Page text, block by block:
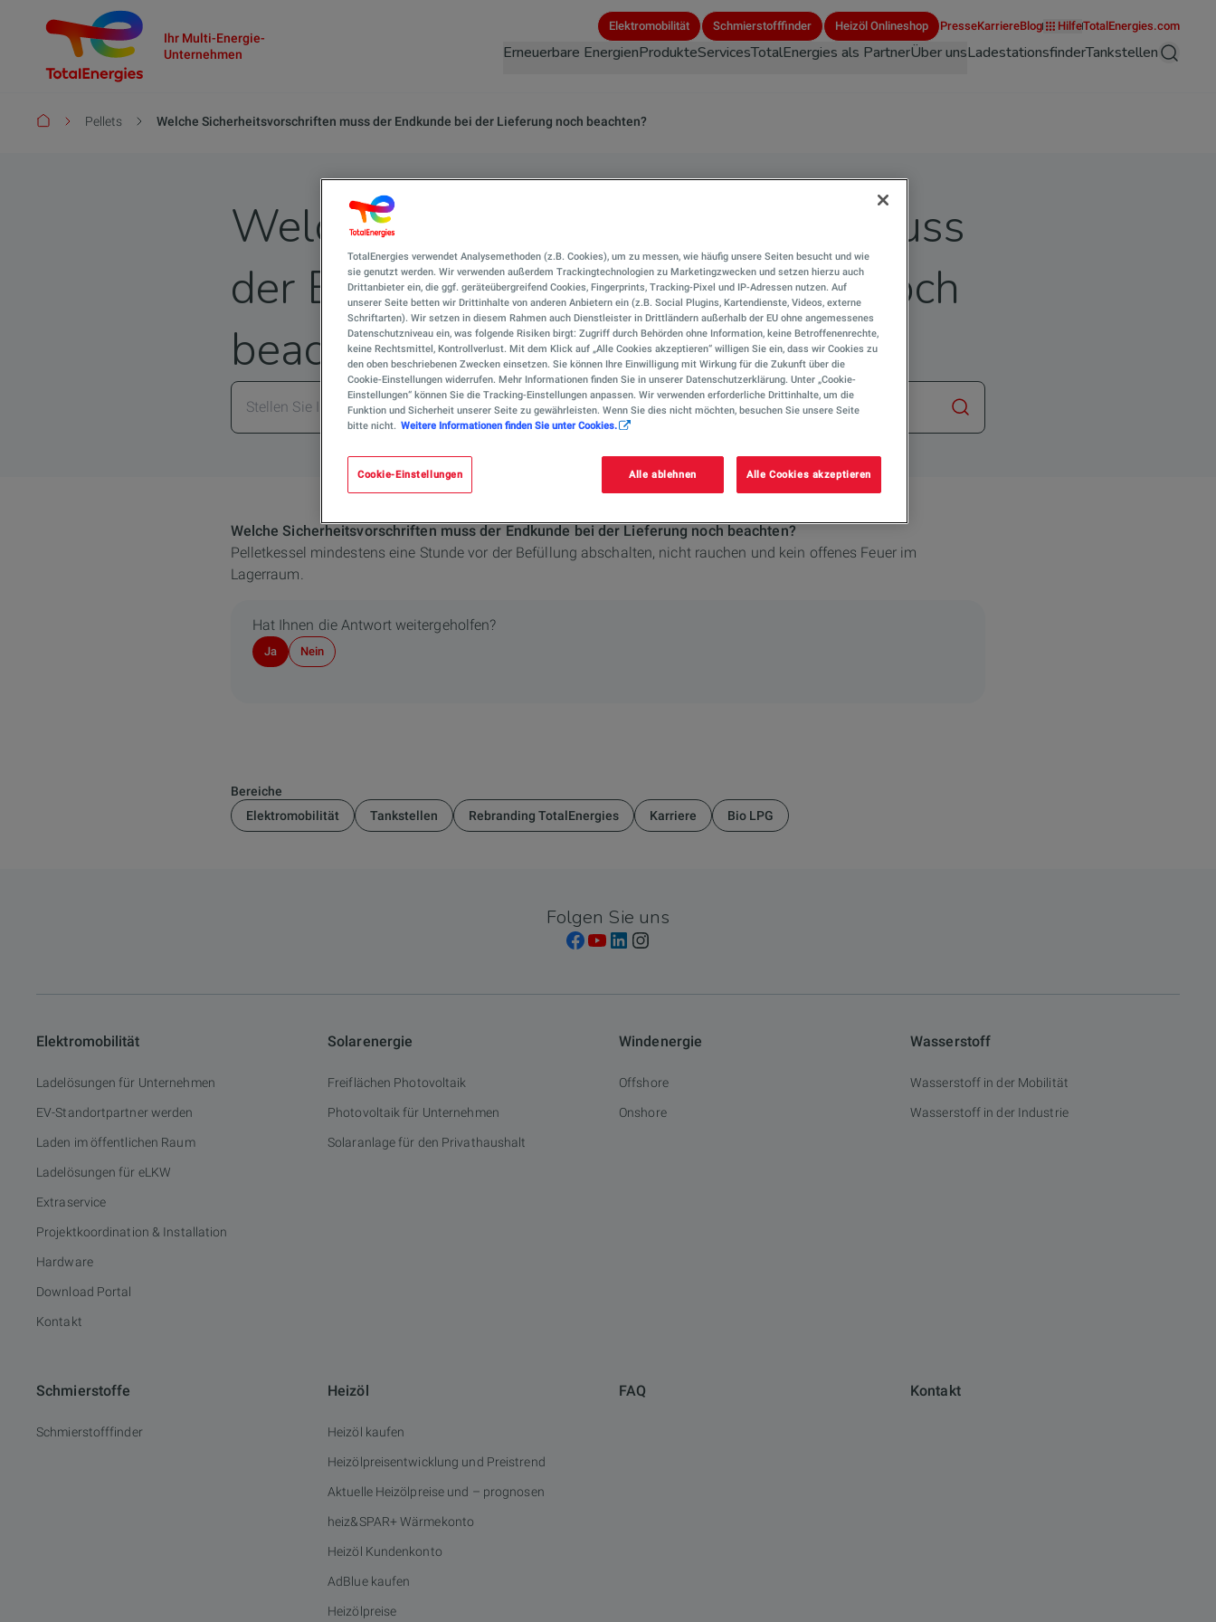
Direkt
zum
Ihr Multi-Energie-
Unternehmen
Erneuerbare EnergienProdukteServicesTotalEnergies als PartnerÜber unsLadestationsfinderTankstellen Suche
Elektromobilität Schmierstofffinder Heizöl Onlineshop PresseKarriereBlog HilfeTotalEnergies.com
Pfadnavigation
Pellets Welche Sicherheitsvorschriften muss der Endkunde bei der Lieferung noch beachten?
Welche Sicherheitsvorschriften muss
der Endkunde bei der Lieferung noch
beachten?
Suche starten
Welche Sicherheitsvorschriften muss der Endkunde bei der Lieferung noch beachten?
Pelletkessel mindestens eine Stunde vor der Befüllung abschalten, nicht rauchen und kein offenes Feuer im
Lagerraum.
Hat Ihnen die Antwort weitergeholfen?
Ja Nein
Bereiche
Elektromobilität
Tankstellen Rebranding TotalEnergies Karriere Bio LPG
Folgen Sie uns
Elektromobilität
Ladelösungen für Unternehmen
EV-Standortpartner werden
Laden im öffentlichen Raum
Ladelösungen für eLKW
Extraservice
Projektkoordination & Installation
Hardware
Download Portal
Kontakt
Solarenergie
Freiflächen Photovoltaik
Photovoltaik für Unternehmen
Solaranlage für den Privathaushalt
Windenergie
Offshore
Onshore
Wasserstoff
Wasserstoff in der Mobilität
Wasserstoff in der Industrie
Schmierstoffe
Schmierstofffinder
Heizöl
Heizöl kaufen
Heizölpreisentwicklung und Preistrend
Aktuelle Heizölpreise und – prognosen
heiz&SPAR+ Wärmekonto
Heizöl Kundenkonto
AdBlue kaufen
Heizölpreise
FAQ Kontakt
TotalEnergies verwendet Analysemethoden (z.B. Cookies), um zu messen, wie häufig unsere Seiten besucht und wie
sie genutzt werden. Wir verwenden außerdem Trackingtechnologien zu Marketingzwecken und setzen hierzu auch
Drittanbieter ein, die ggf. geräteübergreifend Cookies, Fingerprints, Tracking-Pixel und IP-Adressen nutzen. Auf
unserer Seite betten wir Drittinhalte von anderen Anbietern ein (z.B. Social Plugins, Kartendienste, Videos, externe
Schriftarten). Wir setzen in diesem Rahmen auch Dienstleister in Drittländern außerhalb der EU ohne angemessenes
Datenschutzniveau ein, was folgende Risiken birgt: Zugriff durch Behörden ohne Information, keine Betroffenenrechte,
keine Rechtsmittel, Kontrollverlust. Mit dem Klick auf „Alle Cookies akzeptieren“ willigen Sie ein, dass wir Cookies zu
den oben beschriebenen Zwecken einsetzen. Sie können Ihre Einwilligung mit Wirkung für die Zukunft über die
Cookie-Einstellungen widerrufen. Mehr Informationen finden Sie in unserer Datenschutzerklärung. Unter „Cookie-
Einstellungen“ können Sie die Tracking-Einstellungen anpassen. Wir verwenden erforderliche Drittinhalte, um die
Funktion und Sicherheit unserer Seite zu gewährleisten. Wenn Sie dies nicht möchten, besuchen Sie unsere Seite
bitte nicht. Weitere Informationen finden Sie unter Cookies.
Cookie-Einstellungen Alle ablehnen Alle Cookies akzeptieren